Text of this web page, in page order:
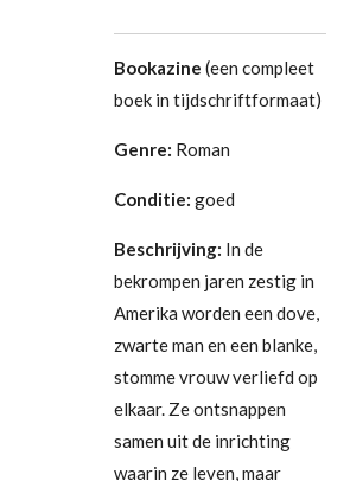
Bookazine (een compleet
boek in tijdschriftformaat)
Genre: Roman
Conditie: goed
Beschrijving: In de
bekrompen jaren zestig in
Amerika worden een dove,
zwarte man en een blanke,
stomme vrouw verliefd op
elkaar. Ze ontsnappen
samen uit de inrichting
waarin ze leven, maar